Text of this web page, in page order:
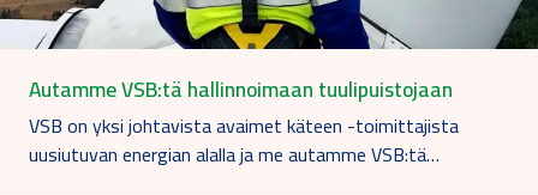
Autamme VSB:tä hallinnoimaan tuulipuistojaan
VSB on yksi johtavista avaimet käteen -toimittajista
uusiutuvan energian alalla ja me autamme VSB:tä…